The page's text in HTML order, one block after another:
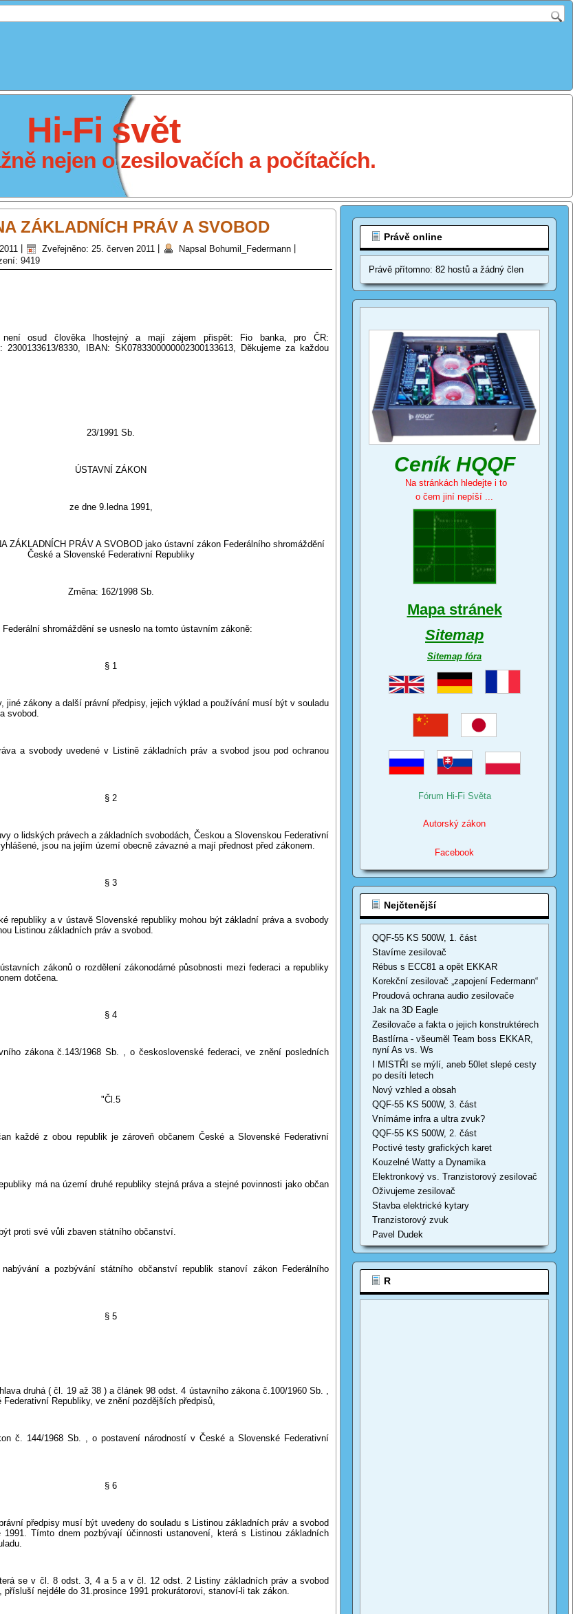
Hi-Fi svět
nejen o zesilovačích a počítačích.
ZÁKLADNÍCH PRÁV A SVOBOD
Zveřejněno: 25. červen 2011 Napsal Bohumil_Federmann
9419
osud člověka lhostejný a mají zájem přispět: Fio banka, pro ČR:
2300133613/8330, IBAN: SK0783300000002300133613, Děkujeme za každou
23/1991 Sb.
ÚSTAVNÍ ZÁKON
ze dne 9.ledna 1991,
ZÁKLADNÍCH PRÁV A SVOBOD jako ústavní zákon Federálního shromáždění
České a Slovenské Federativní Republiky
Změna: 162/1998 Sb.
shromáždění se usneslo na tomto ústavním zákoně:
§ 1
a další právní předpisy, jejich výklad a používání musí být v souladu
svobod.
uvedené v Listině základních práv a svobod jsou pod ochranou
§ 2
právech a základních svobodách, Českou a Slovenskou Federativní
jsou na jejím území obecně závazné a mají přednost před zákonem.
§ 3
a v ústavě Slovenské republiky mohou být základní práva a svobody
Listinou základních práv a svobod.
zákonů o rozdělení zákonodárné působnosti mezi federaci a republiky
dotčena.
§ 4
č.143/1968 Sb. , o československé federaci, ve znění posledních
"Čl.5
z obou republik je zároveň občanem České a Slovenské Federativní
má na území druhé republiky stejná práva a stejné povinnosti jako občan
své vůli zbaven státního občanství.
pozbývání státního občanství republik stanoví zákon Federálního
§ 5
( čl. 19 až 38 ) a článek 98 odst. 4 ústavního zákona č.100/1960 Sb. ,
Republiky, ve znění pozdějších předpisů,
1968 Sb. , o postavení národností v České a Slovenské Federativní
§ 6
musí být uvedeny do souladu s Listinou základních práv a svobod
1991. Tímto dnem pozbývají účinnosti ustanovení, která s Listinou základních
v čl. 8 odst. 3, 4 a 5 a v čl. 12 odst. 2 Listiny základních práv a svobod
přísluší nejdéle do 31.prosince 1991 prokurátorovi, stanoví-li tak zákon.
Právě online
Právě přítomno: 82 hostů a žádný člen
Ceník HQQF
Na stránkách hledejte i to
o čem jiní nepíší ...
Mapa stránek
Sitemap
Sitemap fóra
Fórum Hi-Fi Světa
Autorský zákon
Facebook
Nejčtenější
QQF-55 KS 500W, 1. část
Stavíme zesilovač
Rébus s ECC81 a opět EKKAR
Korekční zesilovač „zapojení Federmann“
Proudová ochrana audio zesilovače
Jak na 3D Eagle
Zesilovače a fakta o jejich konstruktérech
Bastlírna - všeuměl Team boss EKKAR,
nyní As vs. Ws
I MISTŘI se mýlí, aneb 50let slepé cesty
po desíti letech
Nový vzhled a obsah
QQF-55 KS 500W, 3. část
Vnímáme infra a ultra zvuk?
QQF-55 KS 500W, 2. část
Poctivé testy grafických karet
Kouzelné Watty a Dynamika
Elektronkový vs. Tranzistorový zesilovač
Oživujeme zesilovač
Stavba elektrické kytary
Tranzistorový zvuk
Pavel Dudek
R